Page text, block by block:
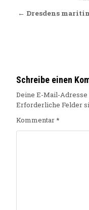
← Dresdens
Schreibe einen
Deine E-Mail-
Erforderliche Felder
Kommentar*